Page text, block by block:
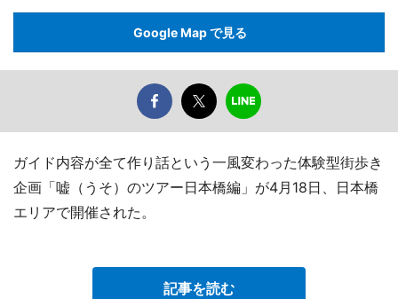
Google Map で見る
ガイド内容が全て作り話という一風変わった体験型街歩き
企画「嘘（うそ）のツアー日本橋編」が4月18日、日本橋
エリアで開催された。
記事を読む